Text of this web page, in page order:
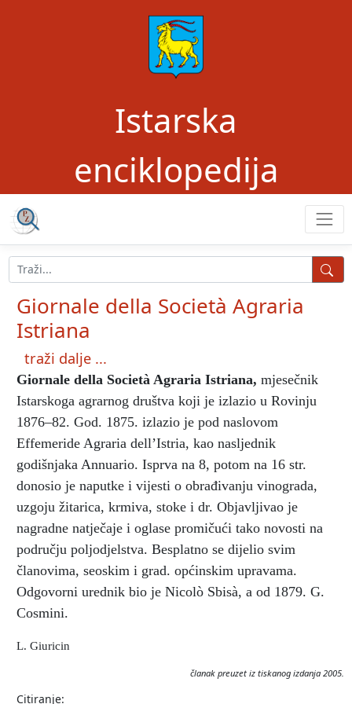
Istarska
enciklopedija
Giornale della Società Agraria
Istriana
traži dalje ...
Giornale della Società Agraria Istriana, mjesečnik
Istarskoga agrarnog društva koji je izlazio u Rovinju
1876–82. God. 1875. izlazio je pod naslovom
Effemeride Agraria dell’Istria, kao nasljednik
godišnjaka Annuario. Isprva na 8, potom na 16 str.
donosio je naputke i vijesti o obrađivanju vinograda,
uzgoju žitarica, krmiva, stoke i dr. Objavljivao je
nagradne natječaje i oglase promičući tako novosti na
području poljodjelstva. Besplatno se dijelio svim
članovima, seoskim i grad. općinskim upravama.
Odgovorni urednik bio je Nicolò Sbisà, a od 1879. G.
Cosmini.
L. Giuricin
članak preuzet iz tiskanog izdanja 2005.
Citiranje: